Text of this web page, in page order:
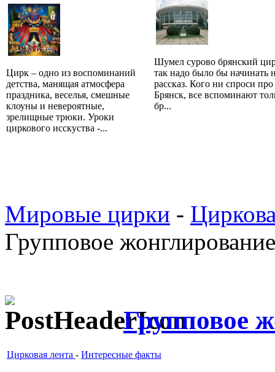
Цирк – одно из воспоминаний
детства, манящая атмосфера
праздника, веселья, смешные
клоуны и невероятные,
зрелищные трюки. Уроки
циркового исскуства -...
Шумел сурово брянский
так надо было бы начинать
рассказ. Кого ни спроси про
Брянск, все вспоминают
бр...
Мировые цирки -
Групповое жонглирование
Групповое
Цирковая лента - Интересные факты